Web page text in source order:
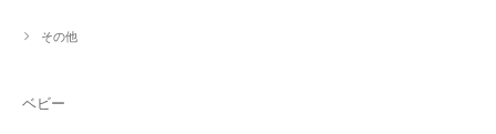
その他
ベビー